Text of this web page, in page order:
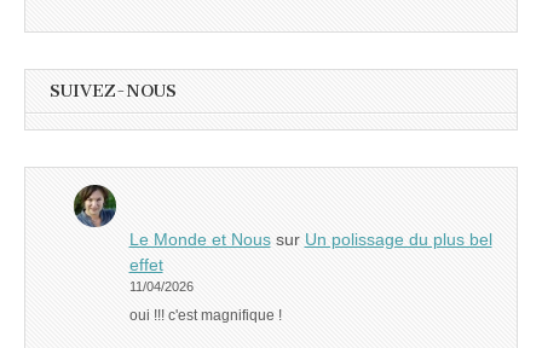
SUIVEZ-NOUS
Le Monde et Noussur Un polissage du plus bel
effet
11/04/2026
oui !!! c'est magnifique !